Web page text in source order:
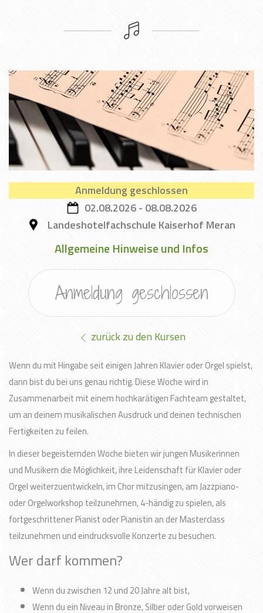
Anmeldung geschlossen
02.08.2026 - 08.08.2026
Landeshotelfachschule Kaiserhof Meran
Allgemeine Hinweise und Infos
Anmeldung geschlossen
zurück zu den Kursen
Wenn du mit Hingabe seit einigen Jahren Klavier oder Orgel spielst,
dann bist du bei uns genau richtig. Diese Woche wird in
Zusammenarbeit mit einem hochkarätigen Fachteam gestaltet,
um an deinem musikalischen Ausdruck und deinen technischen
Fertigkeiten zu feilen.
In dieser begeisternden Woche bieten wir jungen Musikerinnen
und Musikern die Möglichkeit, ihre Leidenschaft für Klavier oder
Orgel weiterzuentwickeln, im Chor mitzusingen, am Jazzpiano-
oder Orgelworkshop teilzunehmen, 4-händig zu spielen, als
fortgeschrittener Pianist oder Pianistin an der Masterclass
teilzunehmen und eindrucksvolle Konzerte zu besuchen.
Wer darf kommen?
Wenn du zwischen 12 und 20 Jahre alt bist,
Wenn du ein Niveau in Bronze, Silber oder Gold vorweisen